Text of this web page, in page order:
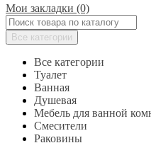
Мои закладки (0)
Все категории
Все категории
Туалет
Ванная
Душевая
Мебель для ванной
Смесители
Раковины